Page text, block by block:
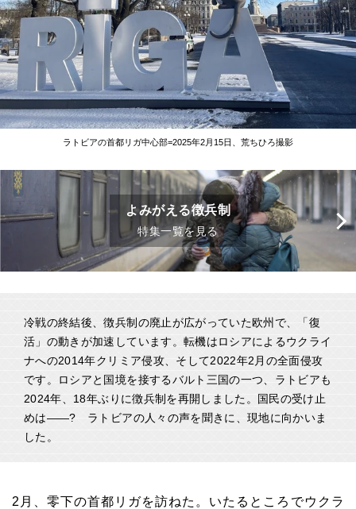
ラトビアの首都リガ中心部=2025年2月15日、荒ちひろ撮影
よみがえる徴兵制
特集一覧を見る
冷戦の終結後、徴兵制の廃止が広がっていた欧州で、「復
活」の動きが加速しています。転機はロシアによるウクライ
ナへの2014年クリミア侵攻、そして2022年2月の全面侵攻
です。ロシアと国境を接するバルト三国の一つ、ラトビアも
2024年、18年ぶりに徴兵制を再開しました。国民の受け止
めは――? ラトビアの人々の声を聞きに、現地に向かいま
した。
2月、零下の首都リガを訪ねた。いたるところでウクラ